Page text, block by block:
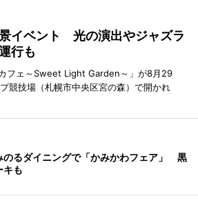
イベント 光の演出やジャズラ
行も
フェ～Sweet Light Garden～」が8月29
競技場（札幌市中央区宮の森）で開かれ
のるダイニングで「かみかわフェア」 黒
キも